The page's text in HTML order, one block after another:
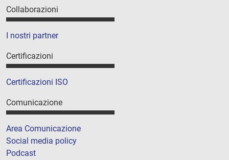
Collaborazioni
I nostri partner
Certificazioni
Certificazioni ISO
Comunicazione
Area Comunicazione
Social media policy
Podcast